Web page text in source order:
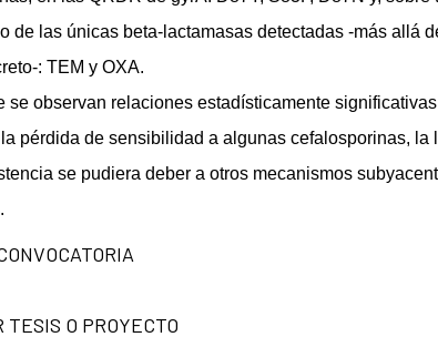
de las únicas beta-lactamasas detectadas -más allá
: TEM y OXA.
se observan relaciones estadísticamente
pérdida de sensibilidad a algunas cefalosporinas, la
se pudiera deber a otros mecanismos
TESIS O PROYECTO